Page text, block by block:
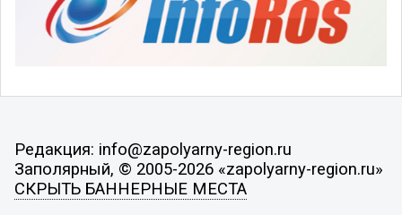
Редакция: info@zapolyarny-region.ru
Заполярный, © 2005-2026 «zapolyarny-region.ru»
СКРЫТЬ БАННЕРНЫЕ МЕСТА